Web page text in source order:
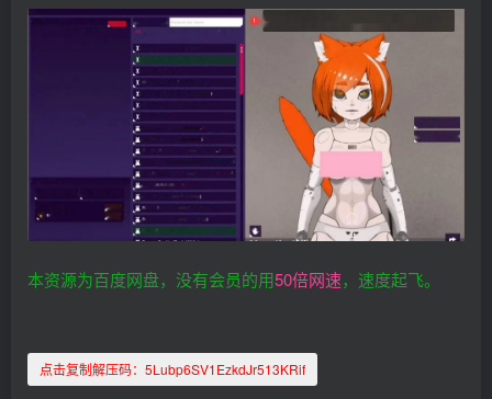
本资源为百度网盘，没有会员的用50倍网速，速度起飞。
点击复制解压码： 5Lubp6SV1EzkdJr513KRif